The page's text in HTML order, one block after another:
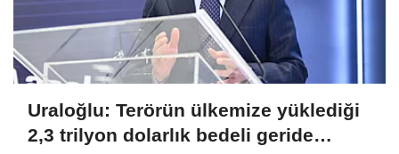
Uraloğlu: Terörün ülkemize yüklediği
2,3 trilyon dolarlık bedeli geride